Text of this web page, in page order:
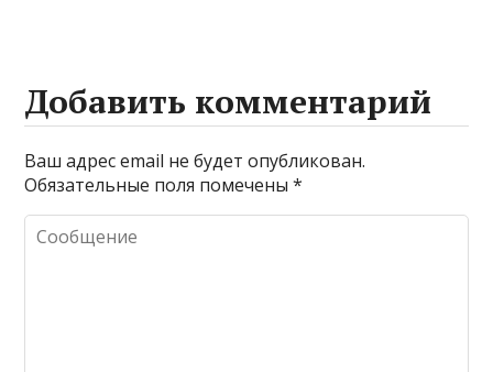
Добавить комментарий
Ваш адрес email не будет опубликован.
Обязательные поля помечены*